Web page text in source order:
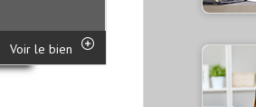
Voir le bien